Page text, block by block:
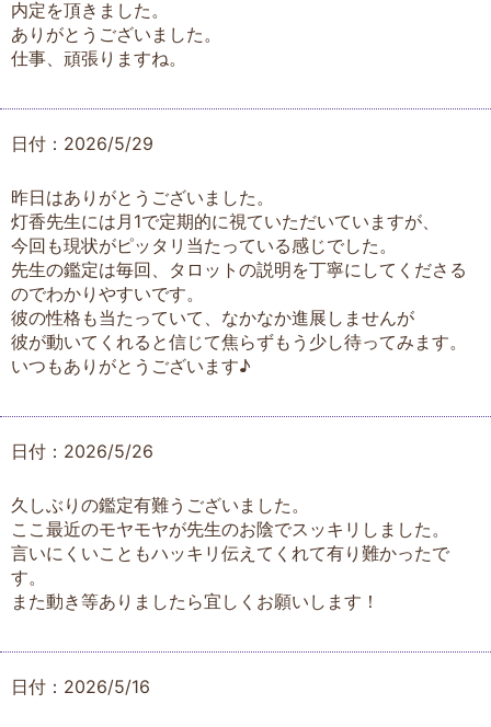
内定を頂きました。
ありがとうございました。
仕事、頑張りますね。
日付：2026/5/29
昨日はありがとうございました。
灯香先生には月1で定期的に視ていただいていますが、
今回も現状がピッタリ当たっている感じでした。
先生の鑑定は毎回、タロットの説明を丁寧にしてくださる
のでわかりやすいです。
彼の性格も当たっていて、なかなか進展しませんが
彼が動いてくれると信じて焦らずもう少し待ってみます。
いつもありがとうございます♪
日付：2026/5/26
久しぶりの鑑定有難うございました。
ここ最近のモヤモヤが先生のお陰でスッキリしました。
言いにくいこともハッキリ伝えてくれて有り難かったで
す。
また動き等ありましたら宜しくお願いします！
日付：2026/5/16